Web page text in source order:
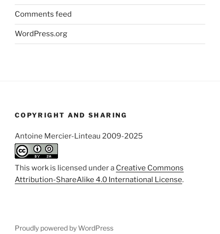
Comments feed
WordPress.org
COPYRIGHT AND SHARING
Antoine Mercier-Linteau 2009-2025
This work is licensed under a Creative Commons
Attribution-ShareAlike 4.0 International License.
Proudly powered by WordPress